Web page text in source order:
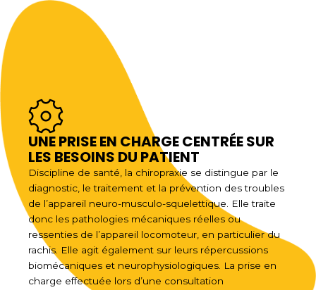
UNE PRISE EN CHARGE CENTRÉE SUR
LES BESOINS DU PATIENT
Discipline de santé, la chiropraxie se distingue par le
diagnostic, le traitement et la prévention des troubles
de l’appareil neuro-musculo-squelettique. Elle traite
donc les pathologies mécaniques réelles ou
ressenties de l’appareil locomoteur, en particulier du
rachis. Elle agit également sur leurs répercussions
biomécaniques et neurophysiologiques. La prise en
charge effectuée lors d’une consultation